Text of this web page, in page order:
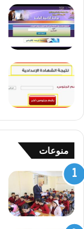
منوعات